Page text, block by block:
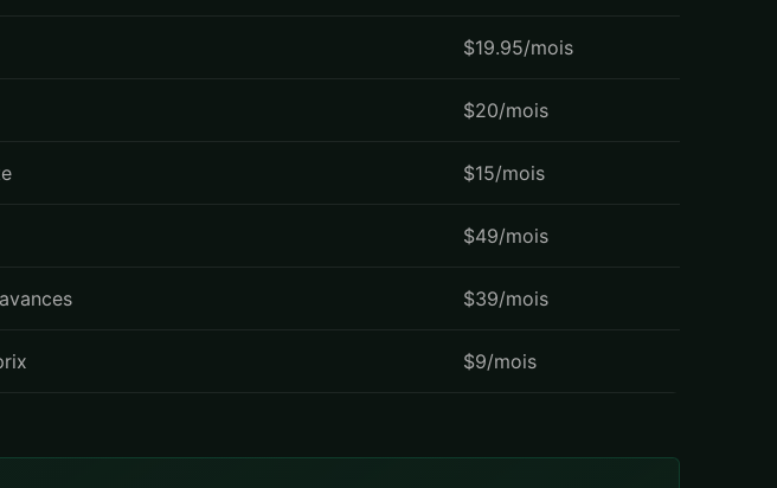
$19.95/mois
$20/mois
$15/mois
$49/mois
$39/mois
$9/mois